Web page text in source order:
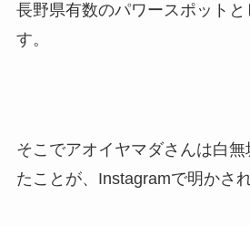
長野県有数のパワースポットと
す。
そこでアオイヤマダさんは白
たことが、Instagramで明かさ